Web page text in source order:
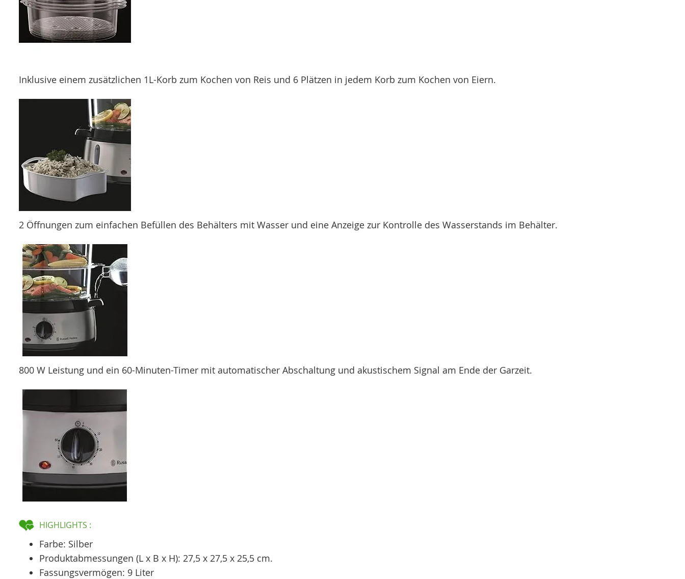
Inklusive einem zusätzlichen 1L-Korb zum Kochen von Reis und 6 Plätzen in jedem Korb zum Kochen von Eiern.
2 Öffnungen zum einfachen Befüllen des Behälters mit Wasser und eine Anzeige zur Kontrolle des Wasserstands im Behälter.
800 W Leistung und ein 60-Minuten-Timer mit automatischer Abschaltung und akustischem Signal am Ende der Garzeit.
HIGHLIGHTS :
Farbe: Silber
Produktabmessungen (L x B x H): 27,5 x 27,5 x 25,5 cm.
Fassungsvermögen: 9 Liter